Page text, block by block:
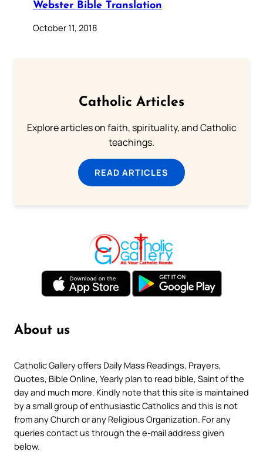
Webster Bible Translation
October 11, 2018
Catholic Articles
Explore articles on faith, spirituality, and Catholic
teachings.
READ ARTICLES
About us
Catholic Gallery offers Daily Mass Readings, Prayers,
Quotes, Bible Online, Yearly plan to read bible, Saint of the
day and much more. Kindly note that this site is maintained
by a small group of enthusiastic Catholics and this is not
from any Church or any Religious Organization. For any
queries contact us through the e-mail address given
below.